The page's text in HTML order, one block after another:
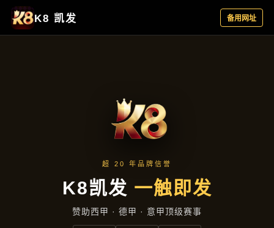
行业资讯
首页 行业资讯